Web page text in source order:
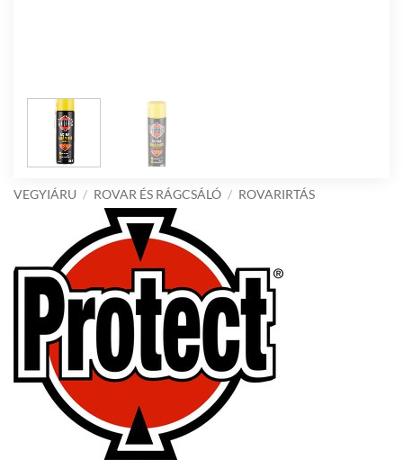
VEGYIÁRU / ROVAR ÉS RÁGCSÁLÓ / ROVARIRTÁS